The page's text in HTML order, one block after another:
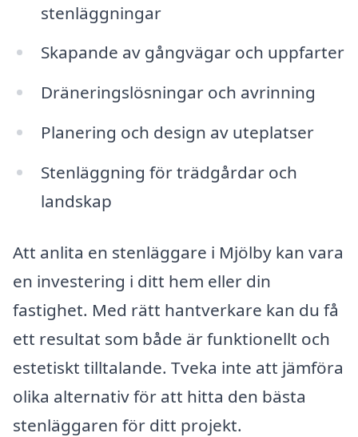
stenläggningar
Skapande av gångvägar och uppfarter
Dräneringslösningar och avrinning
Planering och design av uteplatser
Stenläggning för trädgårdar och
landskap
Att anlita en stenläggare i Mjölby kan vara
en investering i ditt hem eller din
fastighet. Med rätt hantverkare kan du få
ett resultat som både är funktionellt och
estetiskt tilltalande. Tveka inte att jämföra
olika alternativ för att hitta den bästa
stenläggaren för ditt projekt.